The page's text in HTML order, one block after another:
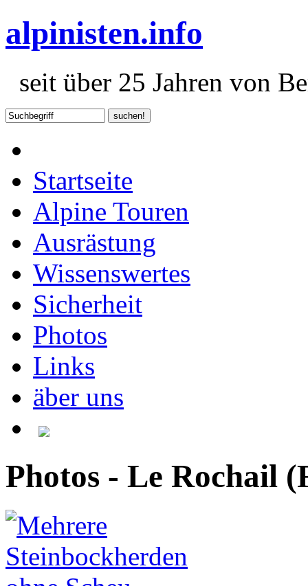
alpinisten.info
seit über 25 Jahren von
Startseite
Alpine Touren
Ausrästung
Wissenswertes
Sicherheit
Photos
Links
äber uns
Photos - Le Rochail